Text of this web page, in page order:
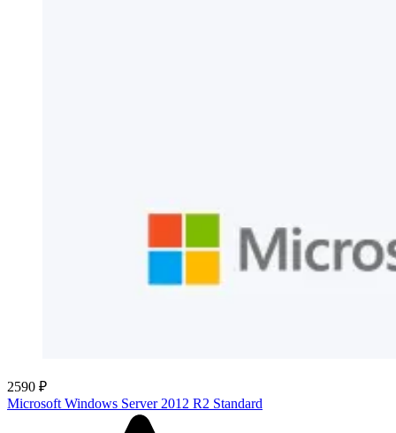
2590 ₽
Microsoft Windows Server 2012 R2 Standard